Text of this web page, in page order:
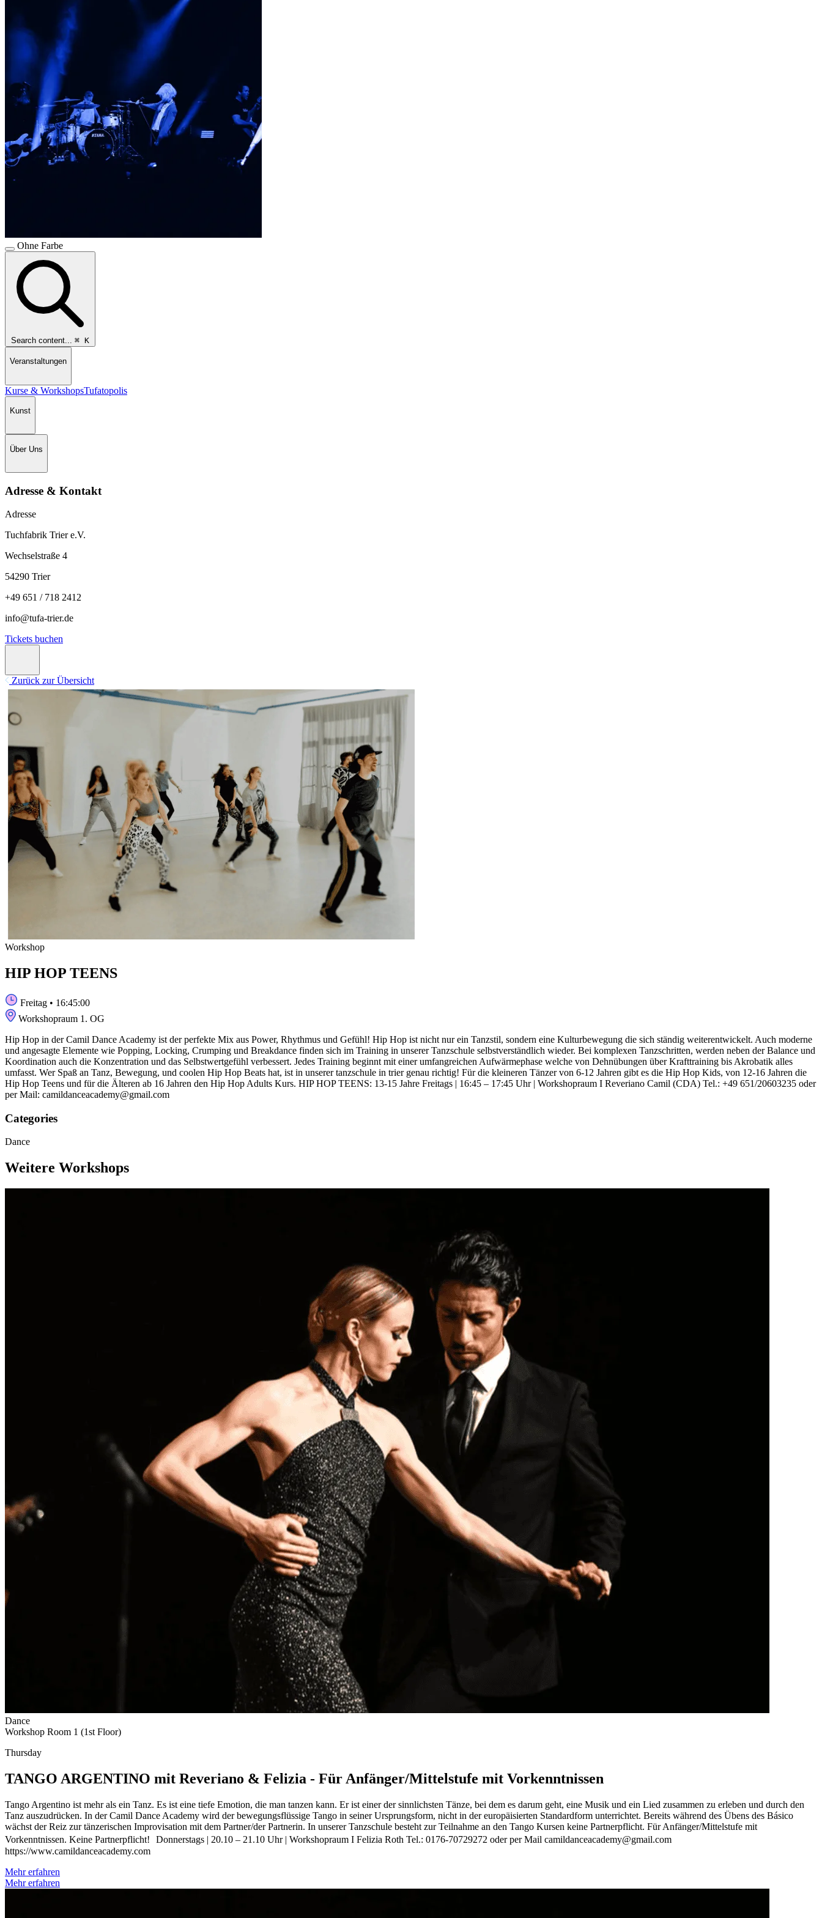
Ohne Farbe
Search content... ⌘ K
Veranstaltungen
Kurse & WorkshopsTufatopolis
Kunst
Über Uns
Adresse & Kontakt
Adresse
Tuchfabrik Trier e.V.
Wechselstraße 4
54290 Trier
+49 651 / 718 2412
info@tufa-trier.de
Tickets buchen
Zurück zur Übersicht
Workshop
HIP HOP TEENS
Freitag • 16:45:00
Workshopraum 1. OG
Hip Hop in der Camil Dance Academy ist der perfekte Mix aus Power, Rhythmus und Gefühl! Hip Hop ist nicht nur ein Tanzstil, sondern eine Kulturbewegung die sich ständig weiterentwickelt. Auch moderne
und angesagte Elemente wie Popping, Locking, Crumping und Breakdance finden sich im Training in unserer Tanzschule selbstverständlich wieder. Bei komplexen Tanzschritten, werden neben der Balance und
Koordination auch die Konzentration und das Selbstwertgefühl verbessert. Jedes Training beginnt mit einer umfangreichen Aufwärmephase welche von Dehnübungen über Krafttraining bis Akrobatik alles
umfasst. Wer Spaß an Tanz, Bewegung, und coolen Hip Hop Beats hat, ist in unserer tanzschule in trier genau richtig! Für die kleineren Tänzer von 6-12 Jahren gibt es die Hip Hop Kids, von 12-16 Jahren die
Hip Hop Teens und für die Älteren ab 16 Jahren den Hip Hop Adults Kurs. HIP HOP TEENS: 13-15 Jahre Freitags | 16:45 – 17:45 Uhr | Workshopraum I Reveriano Camil (CDA) Tel.: +49 651/20603235 oder
per Mail: camildanceacademy@gmail.com
Categories
Dance
Weitere Workshops
Dance
Workshop Room 1 (1st Floor)
Thursday
TANGO ARGENTINO mit Reveriano & Felizia - Für Anfänger/Mittelstufe mit Vorkenntnissen
Tango Argentino ist mehr als ein Tanz. Es ist eine tiefe Emotion, die man tanzen kann. Er ist einer der sinnlichsten Tänze, bei dem es darum geht, eine Musik und ein Lied zusammen zu erleben und durch den
Tanz auszudrücken. In der Camil Dance Academy wird der bewegungsflüssige Tango in seiner Ursprungsform, nicht in der europäisierten Standardform unterrichtet. Bereits während des Übens des Básico
wächst der Reiz zur tänzerischen Improvisation mit dem Partner/der Partnerin. In unserer Tanzschule besteht zur Teilnahme an den Tango Kursen keine Partnerpflicht. ​ Für Anfänger/Mittelstufe mit
Vorkenntnissen. Keine Partnerpflicht! Donnerstags | 20.10 – 21.10 Uhr | Workshopraum I Felizia Roth Tel.: 0176-70729272 oder per Mail camildanceacademy@gmail.com
https://www.camildanceacademy.com
Mehr erfahren
Mehr erfahren